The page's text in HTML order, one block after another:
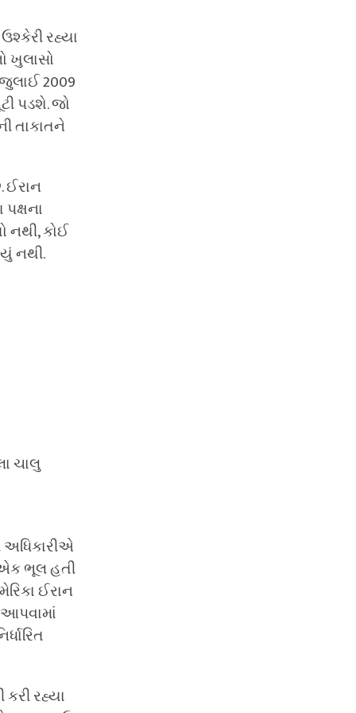
રહ્યા
ખુલાસો
2009
પડશે. જો
તાકાતને
ઈરાન
નથી, કોઈ
નથી.
ચાલુ
ભૂલ હતી
ઈરાન
રહ્યા